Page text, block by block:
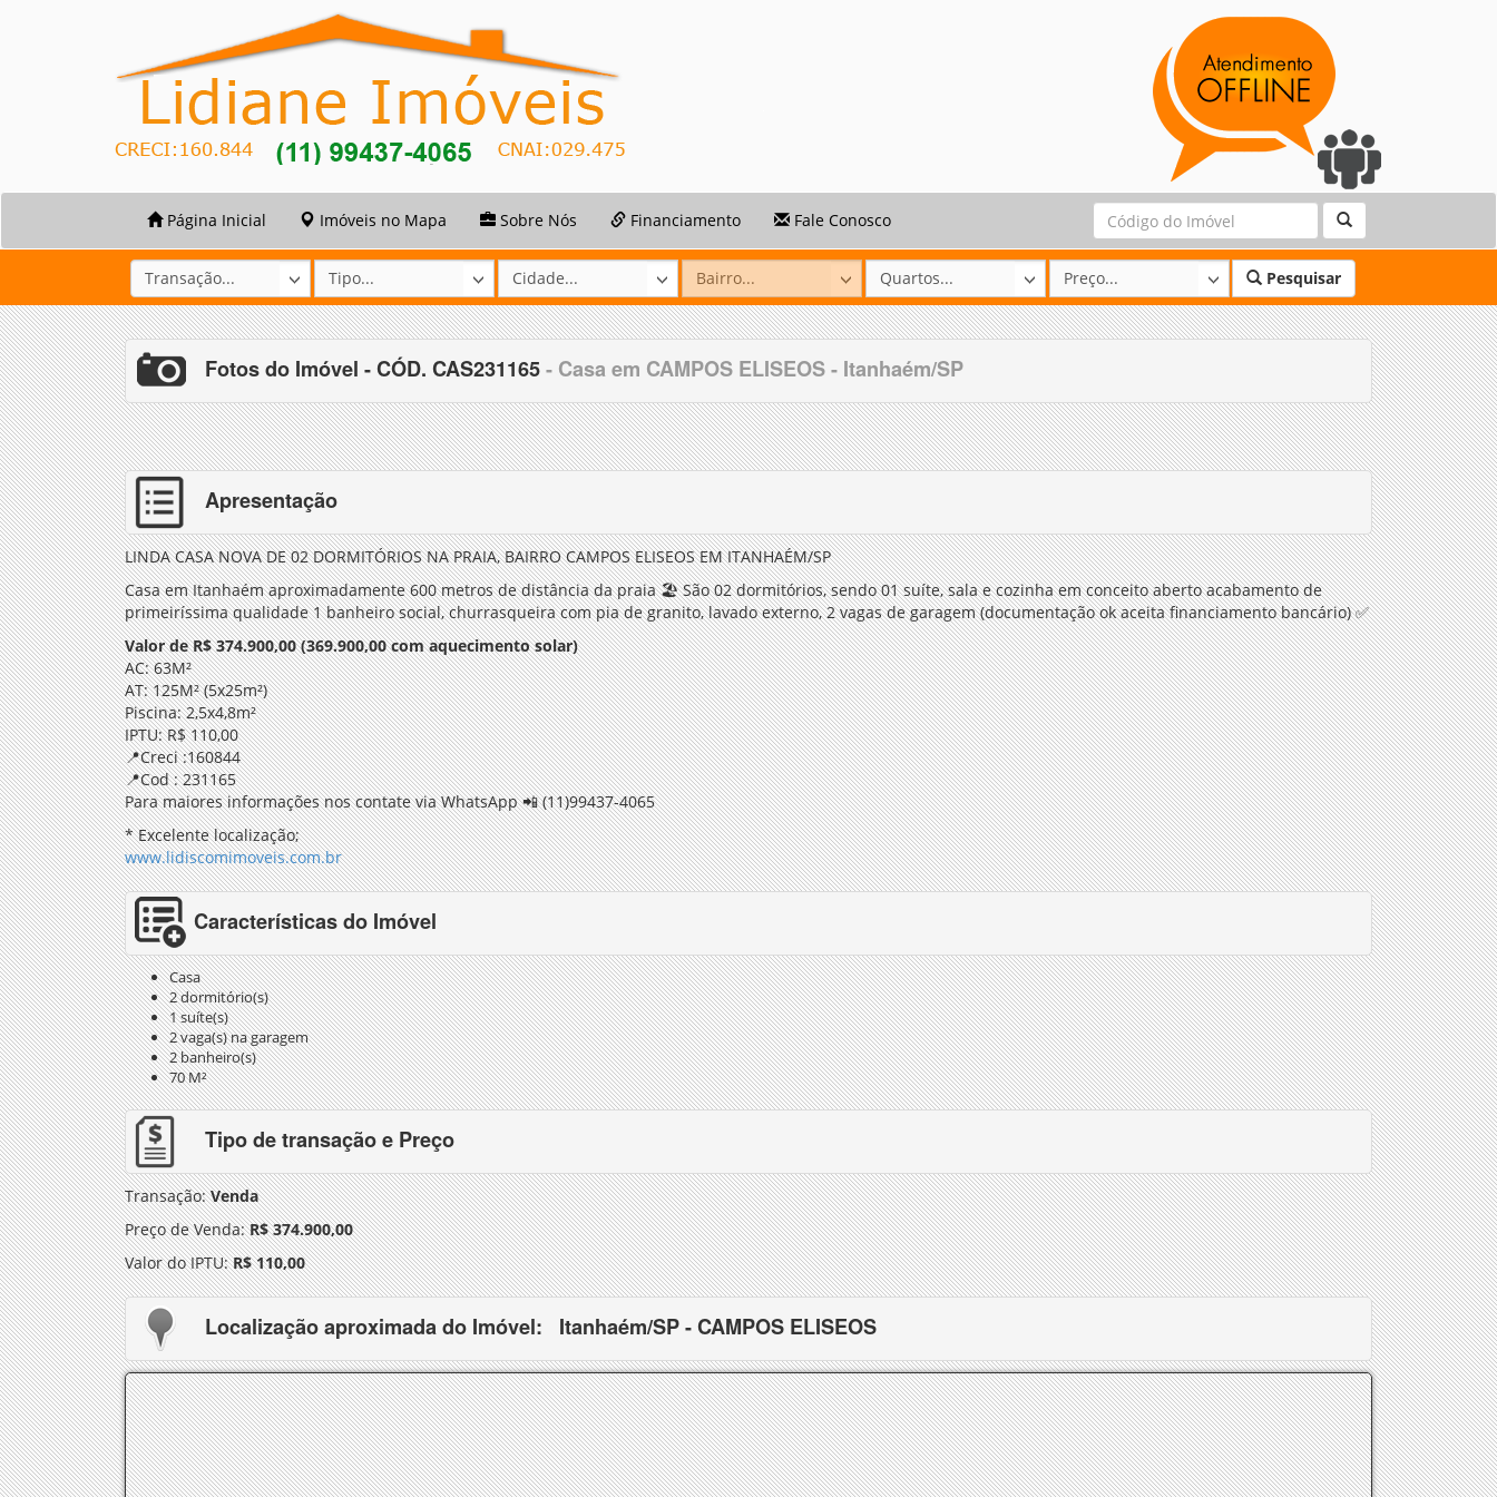
Página Inicial Imóveis no Mapa Sobre Nós Financiamento Fale Conosco
Pesquisar
Fotos do Imóvel - CÓD. CAS231165- Casa em CAMPOS ELISEOS - Itanhaém/SP
Apresentação
LINDA CASA NOVA DE 02 DORMITÓRIOS NA PRAIA, BAIRRO CAMPOS ELISEOS EM ITANHAÉM/SP
Casa em Itanhaém aproximadamente 600 metros de distância da praia🏖️São 02 dormitórios, sendo 01 suíte, sala e cozinha em conceito aberto acabamento de
primeiríssima qualidade 1 banheiro social, churrasqueira com pia de granito, lavado externo, 2 vagas de garagem (documentação ok aceita financiamento bancário)✅
Valor de R$ 374.900,00 (369.900,00 com aquecimento solar)
AC: 63M²
AT: 125M² (5x25m²)
Piscina: 2,5x4,8m²
IPTU: R$ 110,00
📍Creci :160844
📍Cod : 231165
Para maiores informações nos contate via WhatsApp 📲 (11)99437-4065
* Excelente localização;
www.lidiscomimoveis.com.br
Características do Imóvel
Casa
2 dormitório(s)
1 suíte(s)
2 vaga(s) na garagem
2 banheiro(s)
70 M²
Tipo de transação e Preço
Transação:Venda
Preço de Venda:R$ 374.900,00
Valor do IPTU:R$ 110,00
Localização aproximada do Imóvel: Itanhaém/SP - CAMPOS ELISEOS